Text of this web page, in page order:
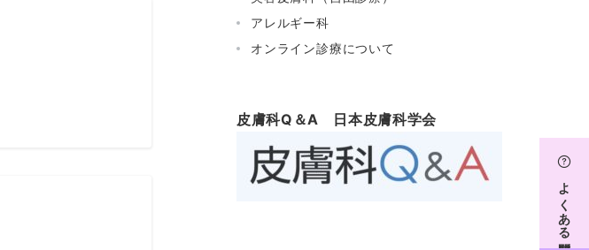
アレルギー科
オンライン診療について
皮膚科Q＆A 日本皮膚科学会
よくある質問